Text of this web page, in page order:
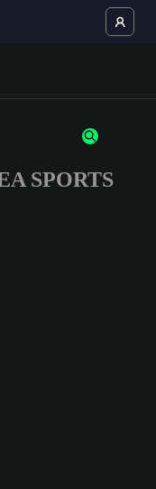
SPORTS